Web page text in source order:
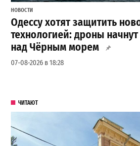
НОВОСТИ
Одессу хотят защитить
технологией: дроны
над Чёрным морем
07-08-2026 в 18:28
ЧИТАЮТ